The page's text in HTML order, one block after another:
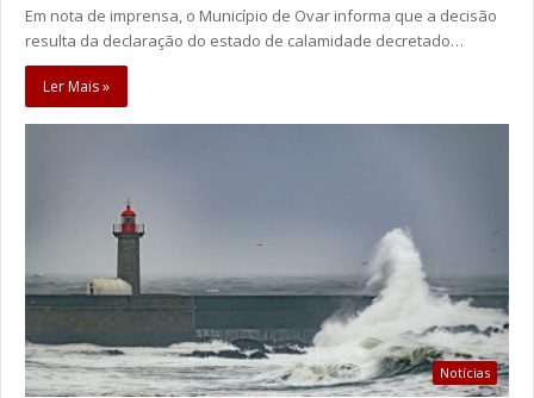
Em nota de imprensa, o Município de Ovar informa que a decisão
resulta da declaração do estado de calamidade decretado…
Ler Mais »
Notícias